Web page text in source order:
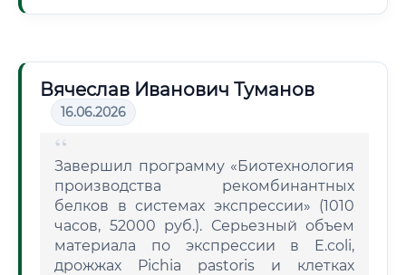
Вячеслав Иванович Туманов
16.06.2026
Завершил программу «Биотехнология
производства рекомбинантных
белков в системах экспрессии» (1010
часов, 52000 руб.). Серьезный объем
материала по экспрессии в E.coli,
дрожжах Pichia pastoris и клетках